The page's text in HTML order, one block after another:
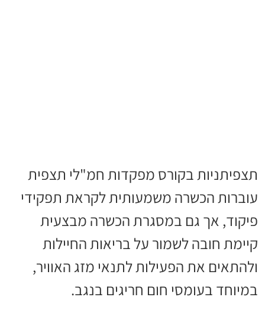
תצפיתניות בקורס מפקדות חמ"לי תצפית
עוברות הכשרה משמעותית לקראת תפקידי
פיקוד, אך גם במסגרת הכשרה מבצעית
קיימת חובה לשמור על בריאות החיילות
ולהתאים את הפעילות לתנאי מזג האוויר,
במיוחד בעומסי חום חריגים בנגב.